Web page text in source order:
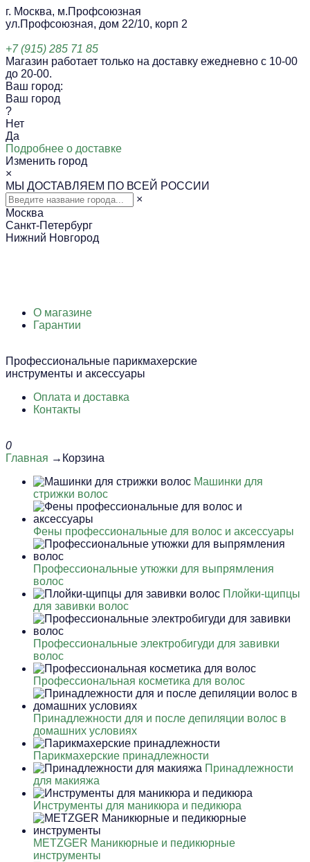
г. Москва, м.Профсоюзная
ул.Профсоюзная, дом 22/10, корп 2
+7 (915) 285 71 85
Магазин работает только на доставку ежедневно с 10-00
до 20-00.
Ваш город:
Ваш город
?
Нет
Да
Подробнее о доставке
Изменить город
×
МЫ ДОСТАВЛЯЕМ ПО ВСЕЙ РОССИИ
×
Москва
Санкт-Петербург
Нижний Новгород
О магазине
Гарантии
Профессиональные парикмахерские
инструменты и аксессуары
Оплата и доставка
Контакты
0
Главная →Корзина
Машинки для
стрижки волос
Фены профессиональные для волос и аксессуары
Профессиональные утюжки для выпрямления
волос
Плойки-щипцы
для завивки волос
Профессиональные электробигуди для завивки
волос
Профессиональная косметика для волос
Принадлежности для и после депиляции волос в
домашних условиях
Парикмахерские принадлежности
Принадлежности
для макияжа
Инструменты для маникюра и педикюра
METZGER Маникюрные и педикюрные
инструменты